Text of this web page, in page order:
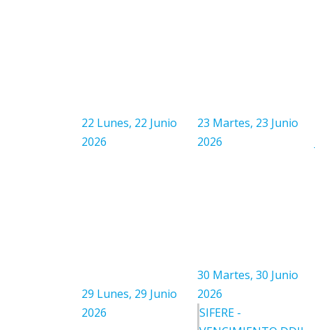
22 Lunes, 22 Junio
2026
23 Martes, 23 Junio
2026
29 Lunes, 29 Junio
2026
30 Martes, 30 Junio
2026
SIFERE -